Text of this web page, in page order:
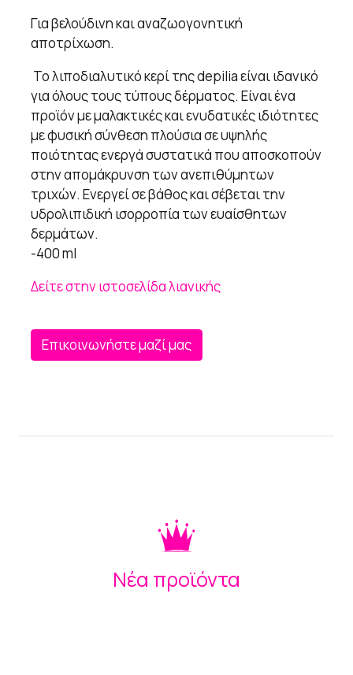
Για βελούδινη και αναζωογονητική
αποτρίχωση.
Το λιποδιαλυτικό κερί της depilia είναι ιδανικό
για όλους τους τύπους δέρματος. Είναι ένα
προϊόν με μαλακτικές και ενυδατικές ιδιότητες
με φυσική σύνθεση πλούσια σε υψηλής
ποιότητας ενεργά συστατικά που αποσκοπούν
στην απομάκρυνση των ανεπιθύμητων
τριχών. Ενεργεί σε βάθος και σέβεται την
υδρολιπιδική ισορροπία των ευαίσθητων
δερμάτων.
-400 ml
Δείτε στην ιστοσελίδα λιανικής
Επικοινωνήστε μαζί μας
Νέα προϊόντα